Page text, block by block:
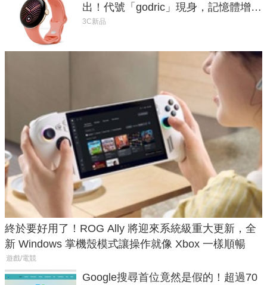
出！代號「godric」現身，記憶體增強
鎖定 AI 應用
3C新品
終於要好用了！ROG Ally 將迎來系統級重大更新，全
新 Windows 掌機殼模式讓操作就像 Xbox 一樣順暢
遊戲/電競
Google搜尋首位竟然是假的！超過70